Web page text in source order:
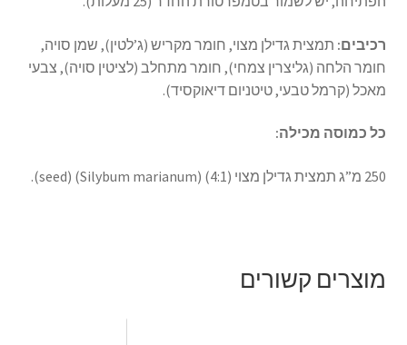
רכיבים: תמצית גדילן מצוי, חומר מקריש (ג’לטין), שמן סויה,
חומר הלחה (גליצרין צמחי), חומר מתחלב (לציטין סויה), צבעי
מאכל (קרמל טבעי, טיטניום דיאוקסיד).
כל כמוסה מכילה:
250 מ”ג תמצית גדילן מצוי (4:1) (Silybum marianum) (seed).
מוצרים קשורים